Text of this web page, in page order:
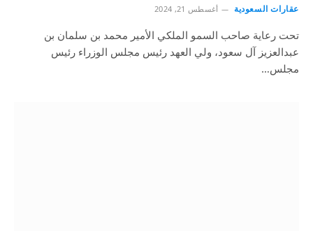
عقارات السعودية أغسطس 21, 2024
تحت رعاية صاحب السمو الملكي الأمير محمد بن سلمان بن
عبدالعزيز آل سعود، ولي العهد رئيس مجلس الوزراء رئيس
مجلس…